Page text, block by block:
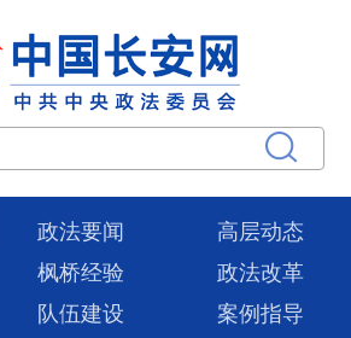
政法要闻
高层动态
枫桥经验
政法改革
队伍建设
案例指导